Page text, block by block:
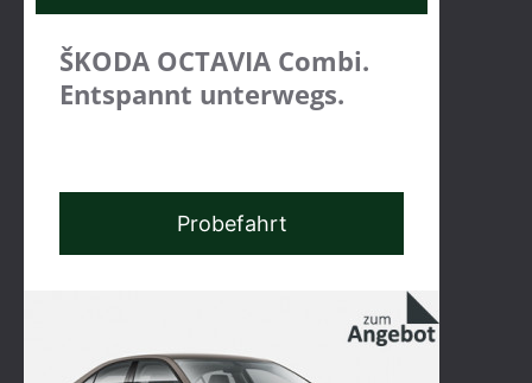
ŠKODA OCTAVIA Combi.
Entspannt unterwegs.
Probefahrt